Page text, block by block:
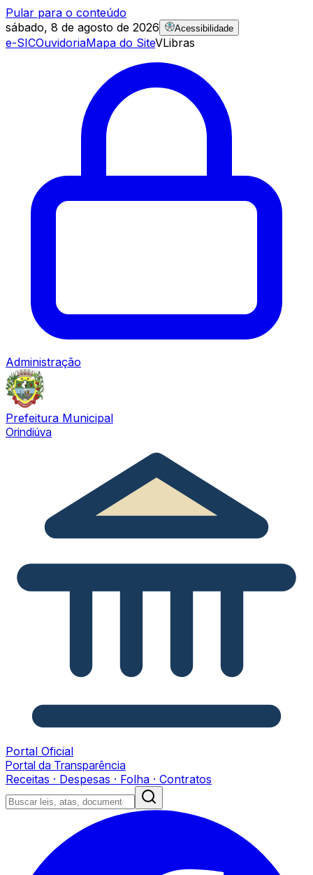
Pular para o conteúdo
sábado, 8 de agosto de 2026
Acessibilidade
e-SICOuvidoriaMapa do SiteVLibras
Administração
Prefeitura Municipal
Orindiúva
Portal Oficial
Portal da Transparência
Receitas · Despesas · Folha · Contratos